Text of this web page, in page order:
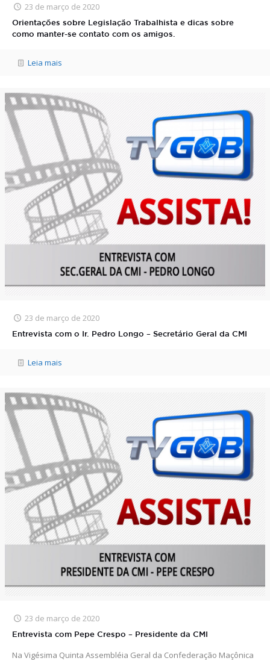
23 de março de 2020
Orientações sobre Legislação Trabalhista e dicas sobre
como manter-se contato com os amigos.
Leia mais
23 de março de 2020
Entrevista com o Ir. Pedro Longo – Secretário Geral da CMI
Leia mais
23 de março de 2020
Entrevista com Pepe Crespo – Presidente da CMI
Na Vigésima Quinta Assembléia Geral da Confederação Maçônica